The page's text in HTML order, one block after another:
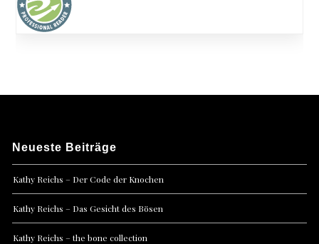
Neueste Beiträge
Kathy Reichs – Der Code der Knochen
Kathy Reichs – Das Gesicht des Bösen
Kathy Reichs – the bone collection